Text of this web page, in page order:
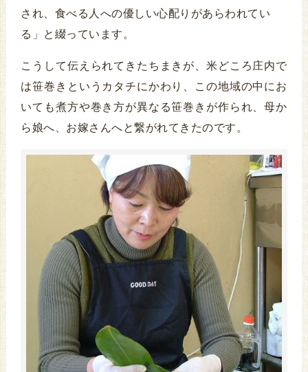
され、食べる人への優しい心配りがあらわれてい
る」と綴っています。
こうして伝えられてきたちまきが、米どころ庄内で
は笹巻きというカタチにかわり、この地域の中にお
いても煮方や巻き方が異なる笹巻きが作られ、母か
ら娘へ、お嫁さんへと繋がれてきたのです。